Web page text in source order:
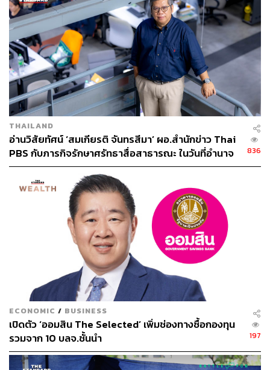
THAILAND
อ่านวิสัยทัศน์ ‘สมเกียรติ จันทรสีมา’ ผอ.สำนักข่าว Thai
PBS กับภารกิจรักษาศรัทธาสื่อสาธารณะ ในวันที่อำนาจ
ข่าวอยู่ในมือทุกคน
836
ECONOMIC / BUSINESS
เปิดตัว ‘ออมสิน The Selected’ เพิ่มช่องทางซื้อกองทุน
รวมจาก 10 บลจ.ชั้นนำ
197